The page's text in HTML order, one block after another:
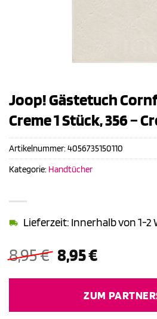
Joop! Gästetuch
Creme 1 Stück, 356 –
8,95€ Ursprünglicher
war:
8,95 €
8,95€Aktueller
ist:
8,95 €.
Lieferzeit: Innerhalb von 1-2
ZUM
Artikelnummer: 4056735150110
Kategorie: Handtücher